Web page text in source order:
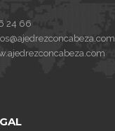
24 66